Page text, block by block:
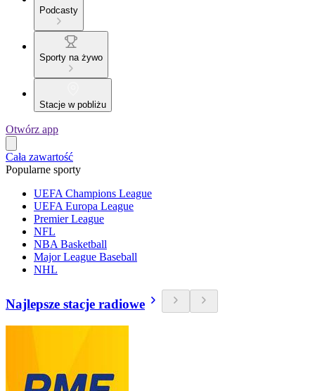
Podcasty
Sporty na żywo
Stacje w pobliżu
Otwórz app
Cała zawartość
Popularne sporty
UEFA Champions League
UEFA Europa League
Premier League
NFL
NBA Basketball
Major League Baseball
NHL
Najlepsze stacje radiowe